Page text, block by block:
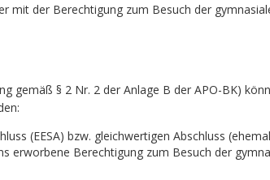
mit der Berechtigung zum Besuch der
gemäß § 2 Nr. 2 der Anlage B der APO-BK)
(EESA) bzw. gleichwertigen Abschluss
erworbene Berechtigung zum Besuch der